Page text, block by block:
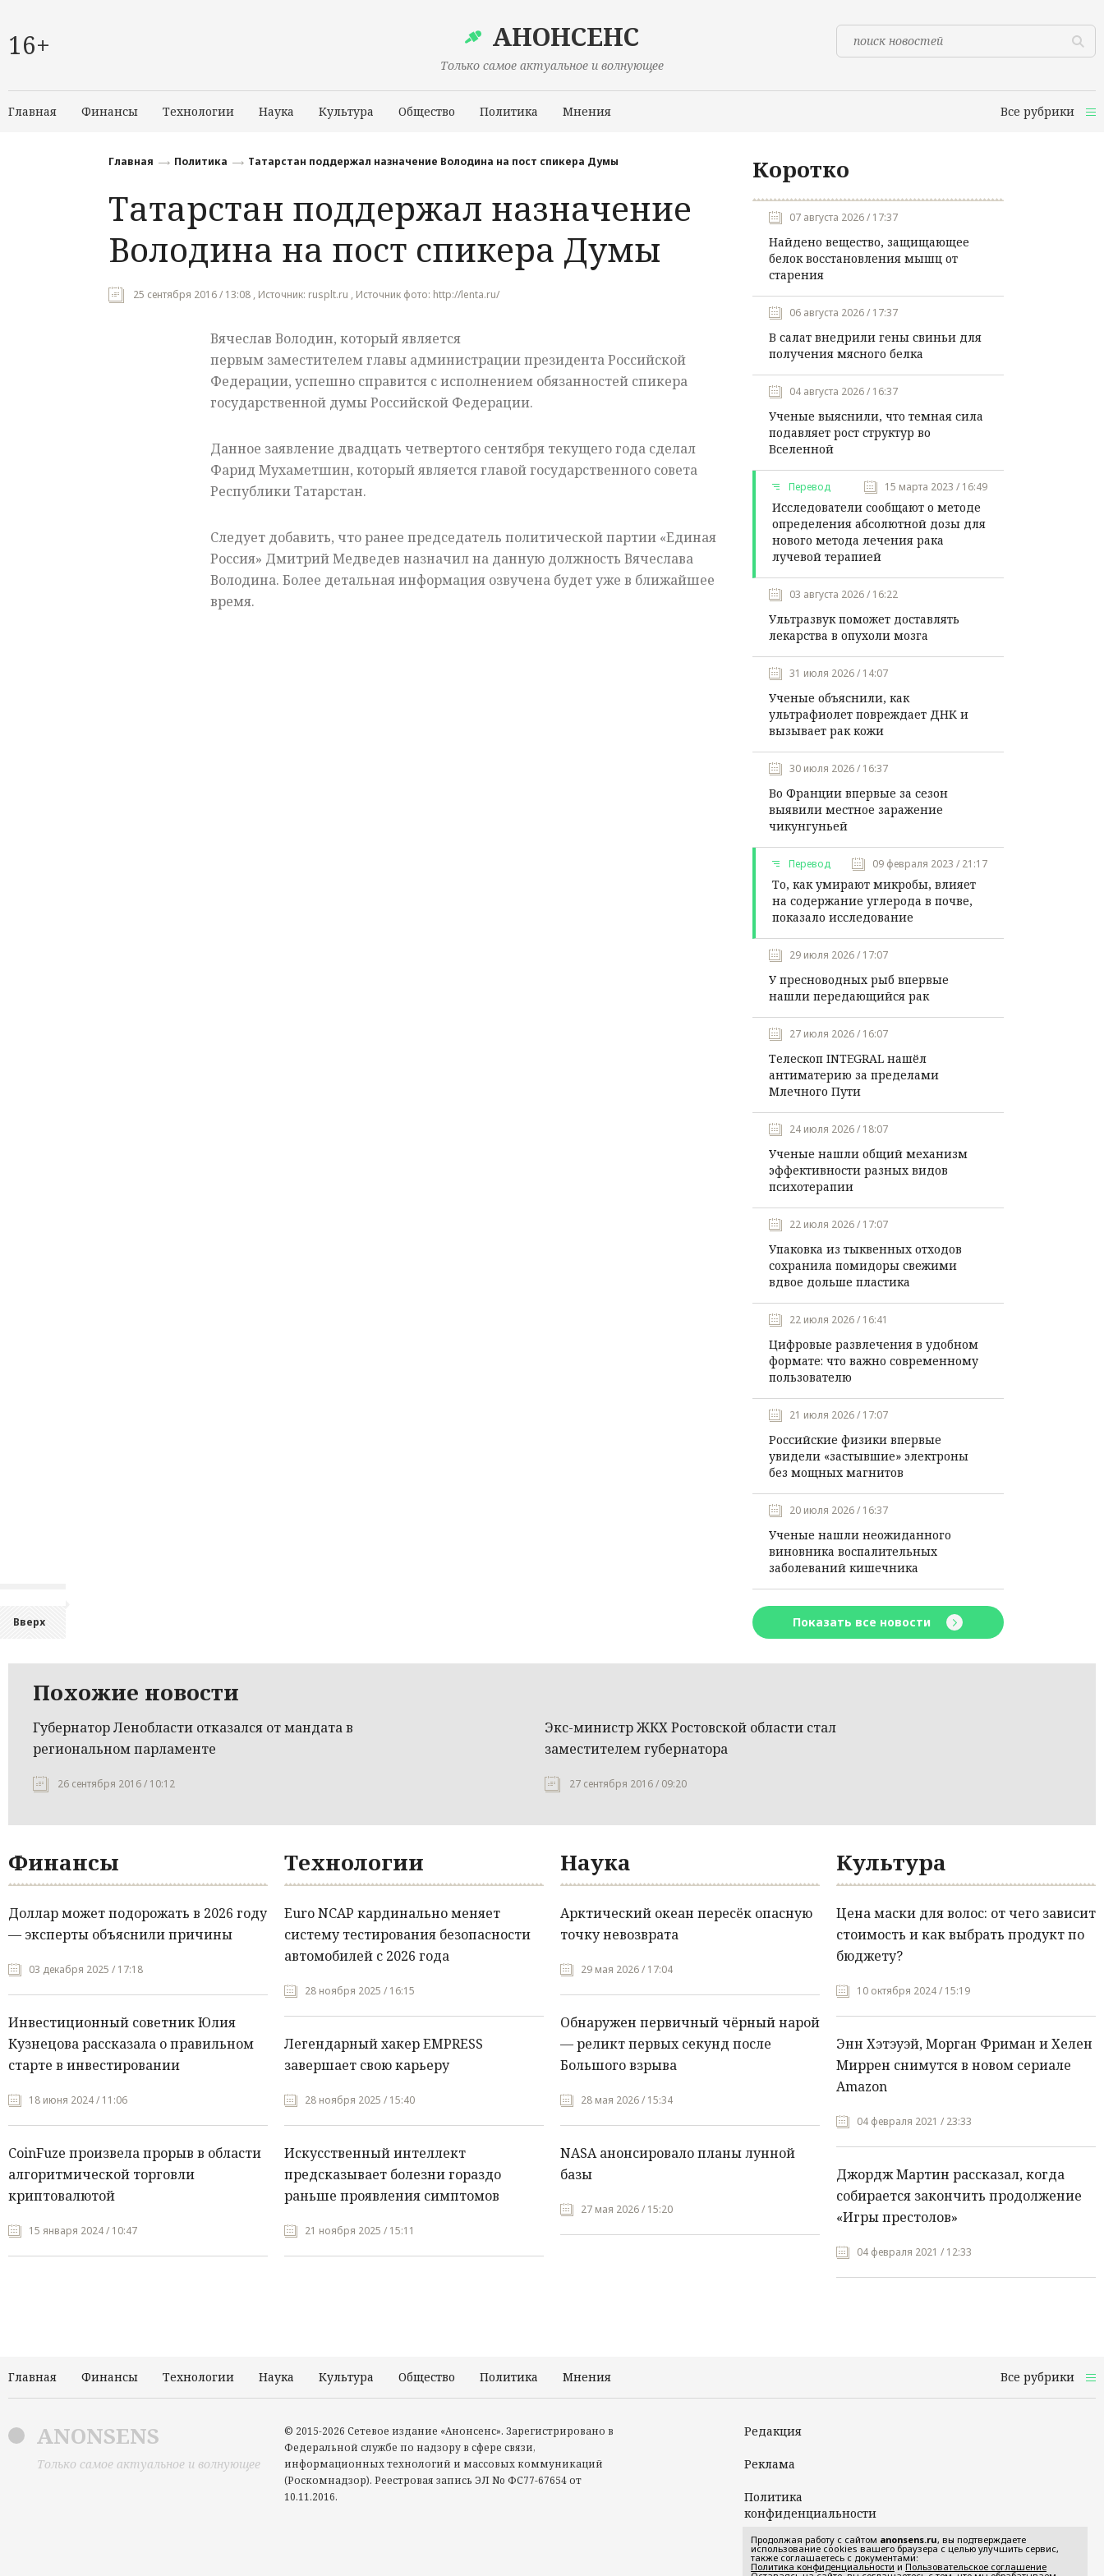
16+ АНОНСЕНС
Только самое актуальное и волнующее
Главная Финансы Технологии Наука Культура Общество Политика Мнения Все рубрики
Происшествия
Вверх
Главная Политика Татарстан поддержал назначение Володина на пост спикера Думы
Татарстан поддержал назначение
Володина на пост спикера Думы
25 сентября 2016 / 13:08 , Источник: rusplt.ru , Источник фото: http://lenta.ru/
Вячеслав Володин, который является
первым заместителем главы администрации президента Российской
Федерации, успешно справится с исполнением обязанностей спикера
государственной думы Российской Федерации.
Данное заявление двадцать четвертого сентября текущего года сделал
Фарид Мухаметшин, который является главой государственного совета
Республики Татарстан.
Следует добавить, что ранее председатель политической партии «Единая
Россия» Дмитрий Медведев назначил на данную должность Вячеслава
Володина. Более детальная информация озвучена будет уже в ближайшее
время.
Коротко
07 августа 2026 / 17:37
Найдено вещество, защищающее
белок восстановления мышц от
старения
06 августа 2026 / 17:37
В салат внедрили гены свиньи для
получения мясного белка
04 августа 2026 / 16:37
Ученые выяснили, что темная сила
подавляет рост структур во
Вселенной
Перевод 15 марта 2023 / 16:49
Исследователи сообщают о методе
определения абсолютной дозы для
нового метода лечения рака
лучевой терапией
03 августа 2026 / 16:22
Ультразвук поможет доставлять
лекарства в опухоли мозга
31 июля 2026 / 14:07
Ученые объяснили, как
ультрафиолет повреждает ДНК и
вызывает рак кожи
30 июля 2026 / 16:37
Во Франции впервые за сезон
выявили местное заражение
чикунгуньей
Перевод 09 февраля 2023 / 21:17
То, как умирают микробы, влияет
на содержание углерода в почве,
показало исследование
29 июля 2026 / 17:07
У пресноводных рыб впервые
нашли передающийся рак
27 июля 2026 / 16:07
Телескоп INTEGRAL нашёл
антиматерию за пределами
Млечного Пути
24 июля 2026 / 18:07
Ученые нашли общий механизм
эффективности разных видов
психотерапии
22 июля 2026 / 17:07
Упаковка из тыквенных отходов
сохранила помидоры свежими
вдвое дольше пластика
22 июля 2026 / 16:41
Цифровые развлечения в удобном
формате: что важно современному
пользователю
21 июля 2026 / 17:07
Российские физики впервые
увидели «застывшие» электроны
без мощных магнитов
20 июля 2026 / 16:37
Ученые нашли неожиданного
виновника воспалительных
заболеваний кишечника
Показать все новости
Похожие новости
Губернатор Ленобласти отказался от мандата в
региональном парламенте
26 сентября 2016 / 10:12
Экс-министр ЖКХ Ростовской области стал
заместителем губернатора
27 сентября 2016 / 09:20
Финансы
Доллар может подорожать в 2026 году
— эксперты объяснили причины
03 декабря 2025 / 17:18
Инвестиционный советник Юлия
Кузнецова рассказала о правильном
старте в инвестировании
18 июня 2024 / 11:06
CoinFuze произвела прорыв в области
алгоритмической торговли
криптовалютой
15 января 2024 / 10:47
Технологии
Euro NCAP кардинально меняет
систему тестирования безопасности
автомобилей с 2026 года
28 ноября 2025 / 16:15
Легендарный хакер EMPRESS
завершает свою карьеру
28 ноября 2025 / 15:40
Искусственный интеллект
предсказывает болезни гораздо
раньше проявления симптомов
21 ноября 2025 / 15:11
Наука
Арктический океан пересёк опасную
точку невозврата
29 мая 2026 / 17:04
Обнаружен первичный чёрный нарой
— реликт первых секунд после
Большого взрыва
28 мая 2026 / 15:34
NASA анонсировало планы лунной
базы
27 мая 2026 / 15:20
Культура
Цена маски для волос: от чего зависит
стоимость и как выбрать продукт по
бюджету?
10 октября 2024 / 15:19
Энн Хэтэуэй, Морган Фриман и Хелен
Миррен снимутся в новом сериале
Amazon
04 февраля 2021 / 23:33
Джордж Мартин рассказал, когда
собирается закончить продолжение
«Игры престолов»
04 февраля 2021 / 12:33
Главная Финансы Технологии Наука Культура Общество Политика Мнения Все рубрики
ANONSENS
Только самое актуальное и волнующее
© 2015-2026 Сетевое издание «Анонсенс». Зарегистрировано в
Федеральной службе по надзору в сфере связи,
информационных технологий и массовых коммуникаций
(Роскомнадзор). Реестровая запись ЭЛ No ФС77-67654 от
10.11.2016.
Редакция
Реклама
Политика
конфиденциальности
Пользовательское
соглашение
Продолжая работу с сайтом anonsens.ru, вы подтверждаете
использование cookies вашего браузера с целью улучшить сервис,
также соглашаетесь с документами:
Политика конфиденциальности и Пользовательское соглашение